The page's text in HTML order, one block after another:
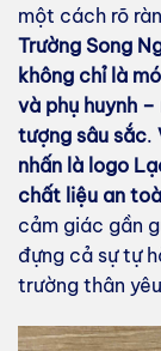
một cách rõ
Trường Song
không chỉ là
và phụ huynh
tượng sâu sắc.
nhấn là logo
chất liệu an
cảm giác gần
đựng cả sự tự
trường thân